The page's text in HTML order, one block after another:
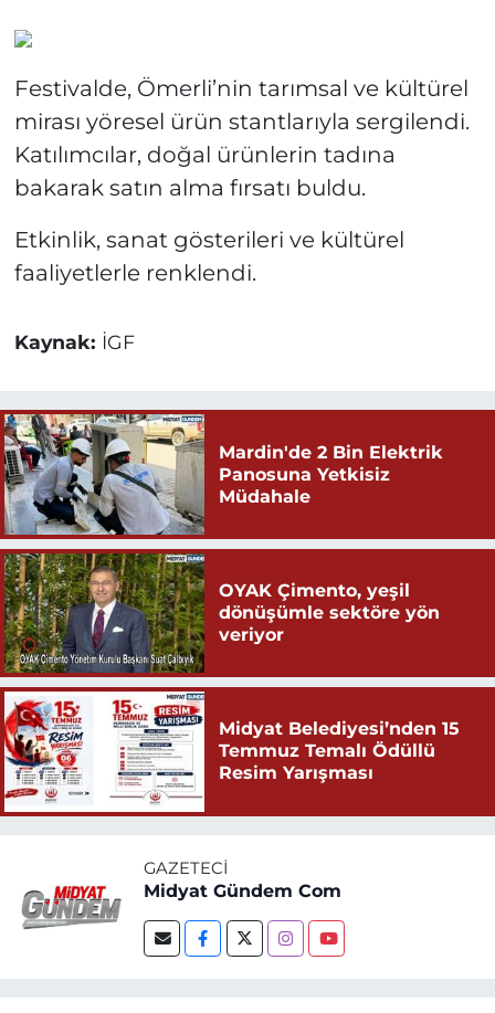
Festivalde, Ömerli’nin tarımsal ve kültürel
mirası yöresel ürün stantlarıyla sergilendi.
Katılımcılar, doğal ürünlerin tadına
bakarak satın alma fırsatı buldu.
Etkinlik, sanat gösterileri ve kültürel
faaliyetlerle renklendi.
Kaynak: İGF
Mardin'de 2 Bin Elektrik
Panosuna Yetkisiz
Müdahale
OYAK Çimento, yeşil
dönüşümle sektöre yön
veriyor
Midyat Belediyesi’nden 15
Temmuz Temalı Ödüllü
Resim Yarışması
GAZETECI
Midyat Gündem Com